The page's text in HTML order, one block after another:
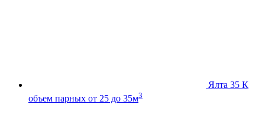
Ялта 35 К
объем парных от 25 до 35м3